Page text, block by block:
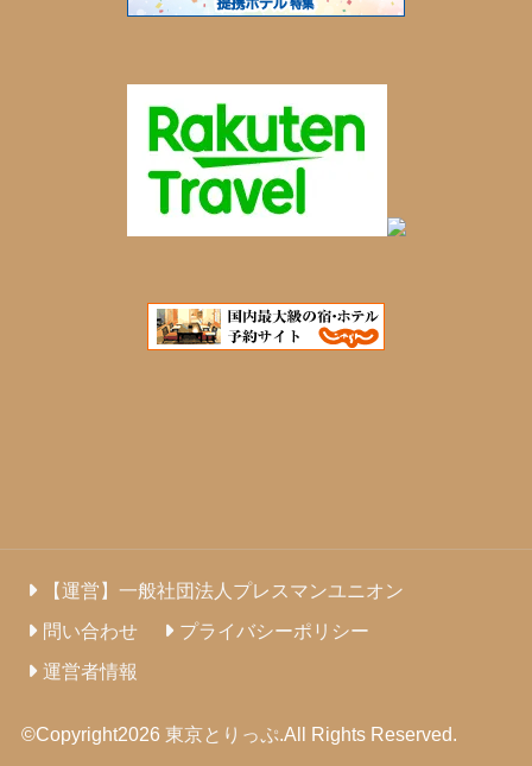
【運営】一般社団法人プレスマンユニオン
問い合わせ
プライバシーポリシー
運営者情報
©Copyright2026 東京とりっぷ.All Rights Reserved.